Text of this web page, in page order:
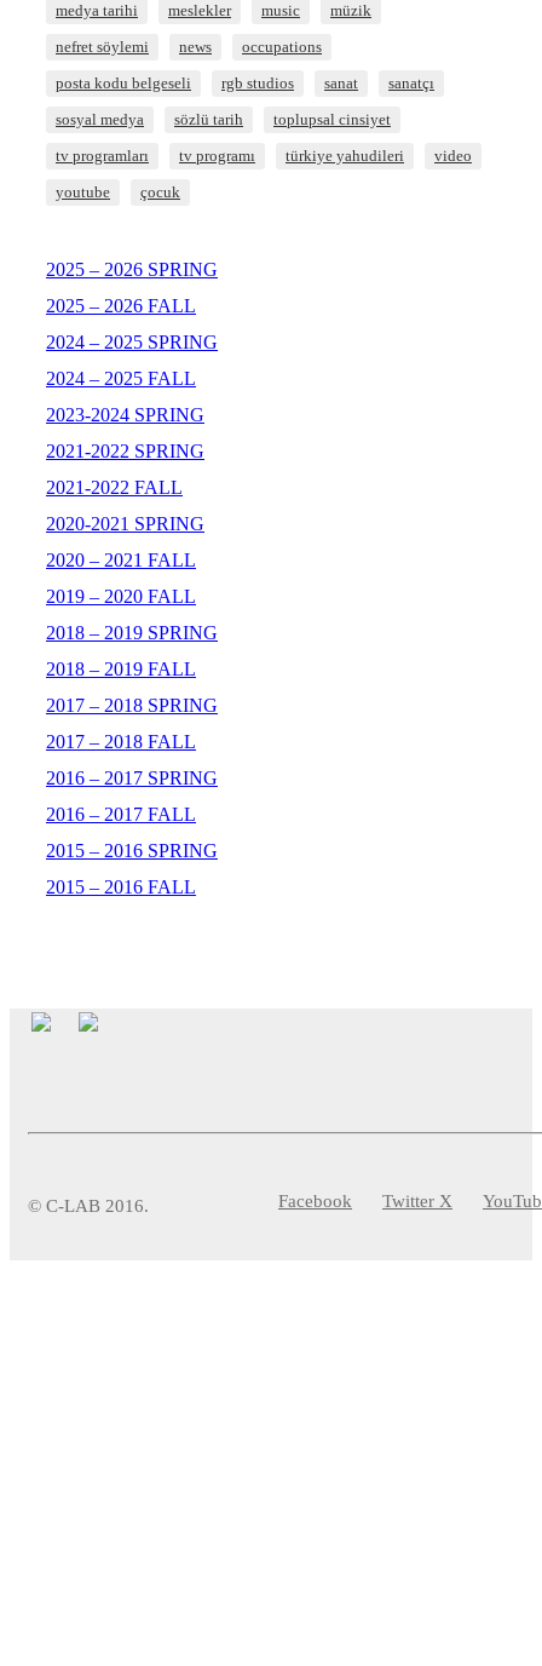
medya tarihi
meslekler music
müzik
nefret söylemi
news
occupations
posta kodu belgeseli
rgb studios sanat
sanatçı
sosyal medya
sözlü tarih
toplupsal cinsiyet
tv programları
tv programı türkiye yahudileri
video
youtube
çocuk
2025 – 2026 SPRING
2025 – 2026 FALL
2024 – 2025 SPRING
2024 – 2025 FALL
2023-2024 SPRING
2021-2022 SPRING
2021-2022 FALL
2020-2021 SPRING
2020 – 2021 FALL
2019 – 2020 FALL
2018 – 2019 SPRING
2018 – 2019 FALL
2017 – 2018 SPRING
2017 – 2018 FALL
2016 – 2017 SPRING
2016 – 2017 FALL
2015 – 2016 SPRING
2015 – 2016 FALL
Facebook Twitter X
© C-LAB 2016.